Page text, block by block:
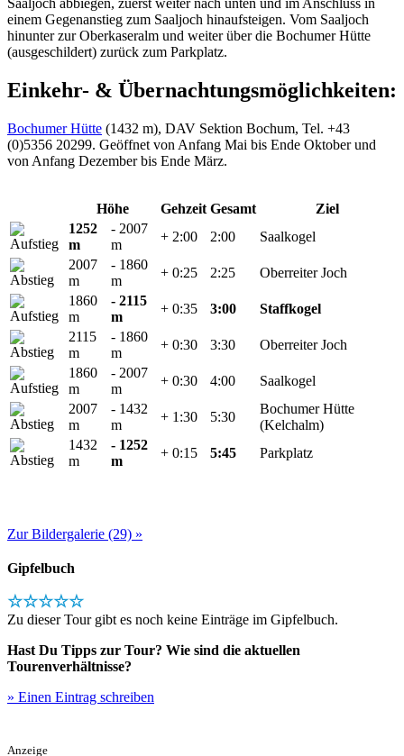
Saaljoch abbiegen, zuerst weiter nach unten und im Anschluss in
einem Gegenanstieg zum Saaljoch hinaufsteigen. Vom Saaljoch
hinunter zur Oberkaseralm und weiter über die Bochumer Hütte
(ausgeschildert) zurück zum Parkplatz.
Einkehr- & Übernachtungsmöglichkeiten:
Bochumer Hütte (1432 m), DAV Sektion Bochum, Tel. +43
(0)5356 20299. Geöffnet von Anfang Mai bis Ende Oktober und
von Anfang Dezember bis Ende März.
Höhe Gehzeit Gesamt
Ziel
1252
m
- 2007
m
+ 2:00 2:00
Saalkogel
2007
m
- 1860
m
+ 0:25 2:25
Oberreiter Joch
1860
m
- 2115
m
+ 0:35 3:00
Staffkogel
2115
m
- 1860
m
+ 0:30 3:30
Oberreiter Joch
1860
m
- 2007
m
+ 0:30 4:00
Saalkogel
2007
m
- 1432
m
+ 1:30 5:30
Bochumer Hütte
(Kelchalm)
1432
m
- 1252
m
+ 0:15 5:45 Parkplatz
Zur Bildergalerie (29) »
Gipfelbuch
☆☆☆☆☆
Zu dieser Tour gibt es noch keine Einträge im Gipfelbuch.
Hast Du Tipps zur Tour? Wie sind die aktuellen
Tourenverhältnisse?
» Einen Eintrag schreiben
Anzeige